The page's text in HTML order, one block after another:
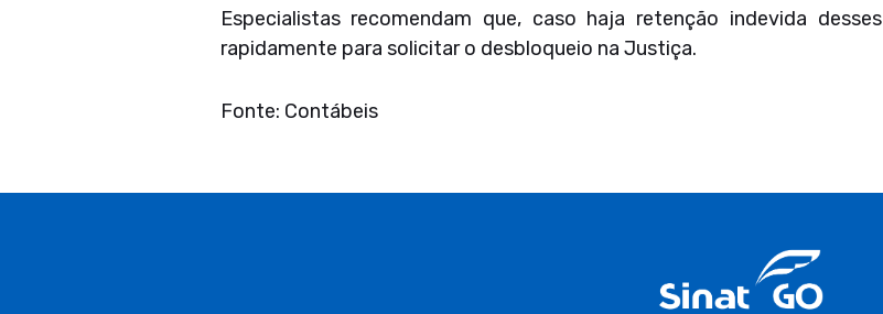
Especialistas recomendam que, caso haja retenção indevida
rapidamente para solicitar o desbloqueio na Justiça.
Fonte: Contábeis